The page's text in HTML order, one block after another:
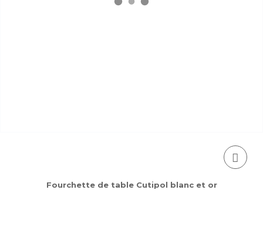
Fourchette de table Cutipol blanc et or